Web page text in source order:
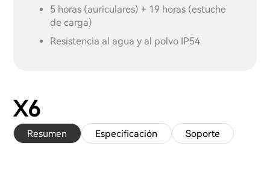
5 horas (auriculares) + 19 horas (estuche
de carga)
Resistencia al agua y al polvo IP54
X6
Resumen Especificación Soporte